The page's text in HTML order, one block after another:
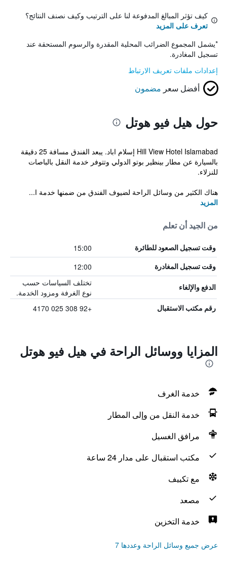
كيف تؤثر المبالغ المدفوعة لنا على الترتيب وكيف نصنف النتائج؟
تعرف على المزيد
*يشمل المجموع الضرائب المحلية المقدرة والرسوم المستحقة عند
تسجيل المغادرة.
إعدادات ملفات تعريف الارتباط
أفضل سعر مضمون
حول هيل فيو هوتل
Hill View Hotel Islamabad إسلام اباد. يبعد الفندق مسافة 25 دقيقة
بالسيارة عن مطار بينظير بوتو الدولي وتتوفر خدمة النقل بالباصات
للنزلاء.
هناك الكثير من وسائل الراحة لضيوف الفندق من ضمنها خدمة ا...
المزيد
من الجيد أن تعلم
وقت تسجيل الصعود للطائرة 15:00
وقت تسجيل المغادرة 12:00
الدفع والإلغاء
تختلف السياسات حسب
نوع الغرفة ومزود الخدمة.
رقم مكتب الاستقبال +92 308 025 4170
المزايا ووسائل الراحة في هيل فيو هوتل
خدمة الغرف
خدمة النقل من وإلى المطار
مرافق الغسيل
مكتب استقبال على مدار 24 ساعة
مع تكييف
مصعد
خدمة التخزين
عرض جميع وسائل الراحة وعددها 7